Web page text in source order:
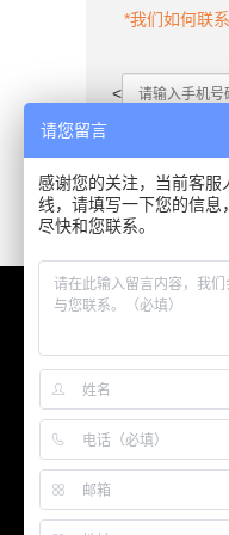
*我们如何联系
<
本地真实靠谱
约附近大学
13社区38元
Copyright @
版权所有：上海
HC Moving
请您留言
感谢您的关注，当前客服
线，请填写一下您的信息
尽快和您联系。